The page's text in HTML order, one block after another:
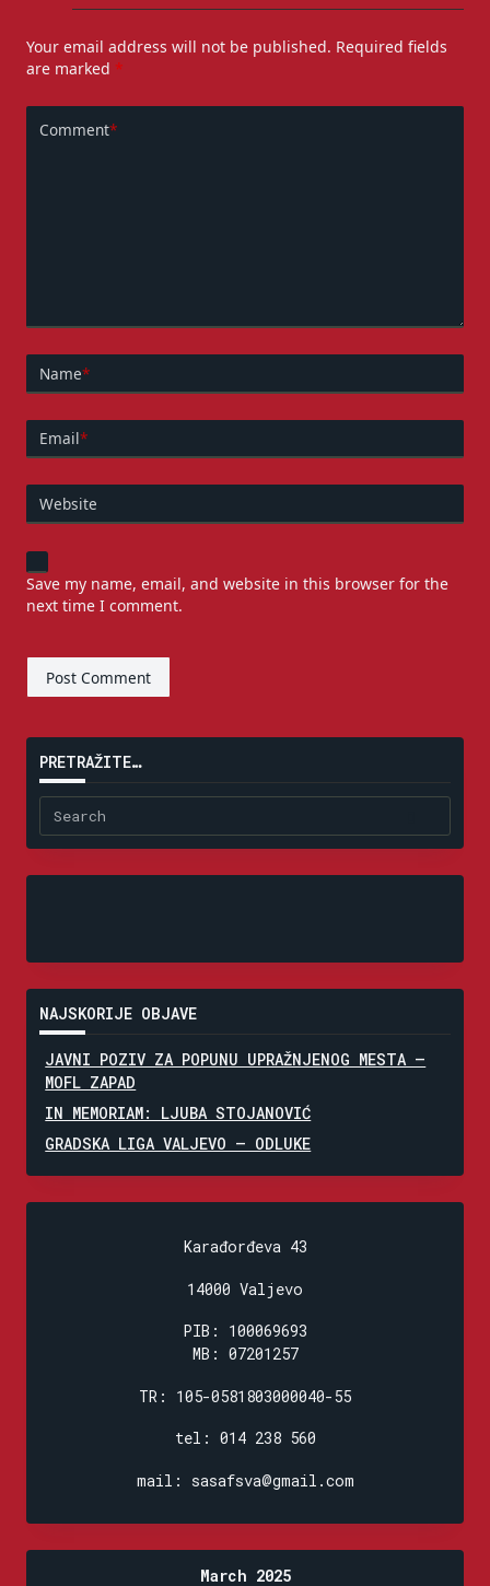
Your email address will not be published. Required fields
are marked *
Comment*
Name*
Email*
Website
Save my name, email, and website in this browser for the
next time I comment.
PRETRAŽITE…
Search
for:
NAJSKORIJE OBJAVE
JAVNI POZIV ZA POPUNU UPRAŽNJENOG MESTA –
MOFL ZAPAD
IN MEMORIAM: LJUBA STOJANOVIĆ
GRADSKA LIGA VALJEVO – ODLUKE
Karađorđeva 43
14000 Valjevo
PIB: 100069693
MB: 07201257
TR: 105-0581803000040-55
tel: 014 238 560
mail: sasafsva@gmail.com
March 2025